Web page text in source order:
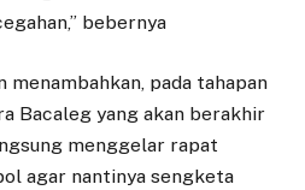
bebernya
menambahkan, pada tahapan
Bacaleg yang akan berakhir
menggelar rapat
agar nantinya sengketa